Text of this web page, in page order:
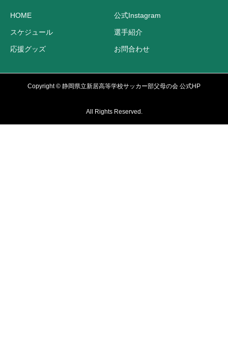
HOME 公式Instagram
スケジュール 選手紹介
応援グッズ お問合わせ
Copyright © 静岡県立新居高等学校サッカー部父母の会 公式HP
All Rights Reserved.